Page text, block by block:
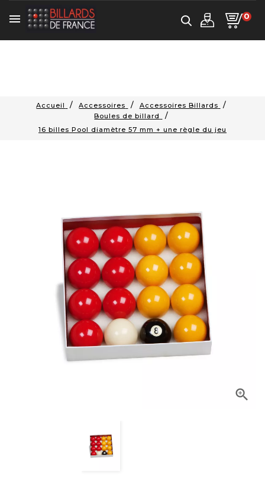
 0
Accueil Accessoires
Accessoires Billards
Boules de billard
16 billes Pool diamètre 57 mm + une règle du jeu
